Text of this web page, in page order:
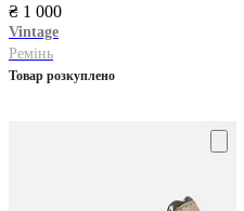
₴ 1 000
Vintage
Ремінь
Товар розкуплено